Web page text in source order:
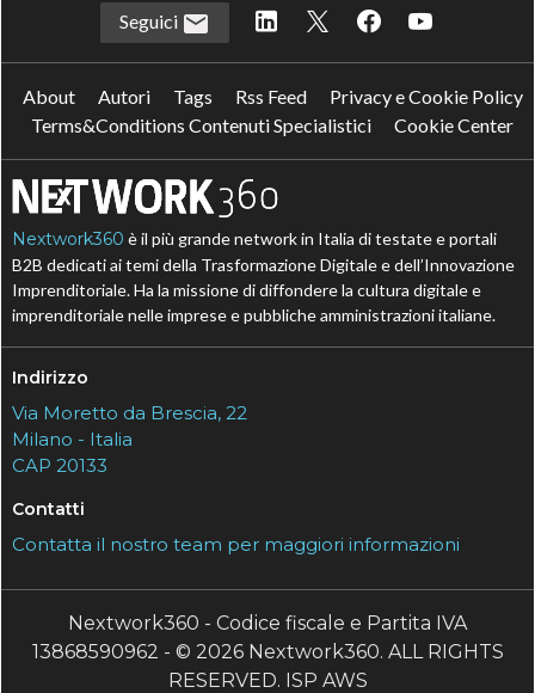
Seguici
About Autori Tags Rss Feed
Privacy e Cookie Policy
Terms&Conditions Contenuti Specialistici
Cookie Center
Nextwork360 è il più grande network in Italia di testate e portali
B2B dedicati ai temi della Trasformazione Digitale e dell’Innovazione
Imprenditoriale. Ha la missione di diffondere la cultura digitale e
imprenditoriale nelle imprese e pubbliche amministrazioni italiane.
Indirizzo
Via Moretto da Brescia, 22
Milano - Italia
CAP 20133
Contatti
Contatta il nostro team per maggiori informazioni
Nextwork360 - Codice fiscale e Partita IVA
13868590962 - © 2026 Nextwork360. ALL RIGHTS
RESERVED. ISP AWS